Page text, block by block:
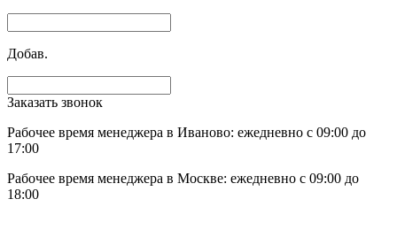
Добав.
Заказать звонок
Рабочее время менеджера в Иваново: ежедневно с 09:00 до
17:00
Рабочее время менеджера в Москве: ежедневно с 09:00 до
18:00